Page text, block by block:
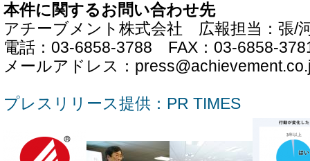
本件に関するお問い合わせ先
アチーブメント株式会社 広報担当：張/
電話：03-6858-3788 FAX：03-6858-
メールアドレス：
プレスリリース提供：PR TIMES